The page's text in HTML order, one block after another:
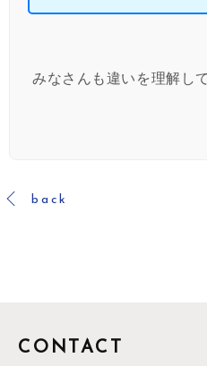
みなさんも違いを理解し
back
CONTACT